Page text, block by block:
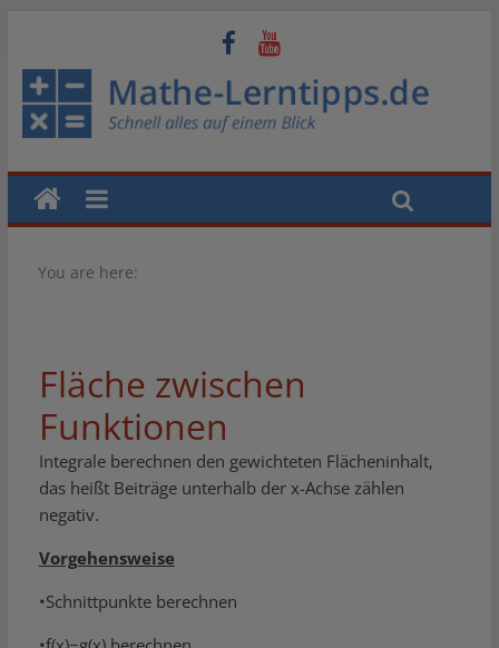
You are here:
Fläche zwischen
Funktionen
Integrale berechnen den gewichteten Flächeninhalt,
das heißt Beiträge unterhalb der x-Achse zählen
negativ.
Vorgehensweise
•Schnittpunkte berechnen